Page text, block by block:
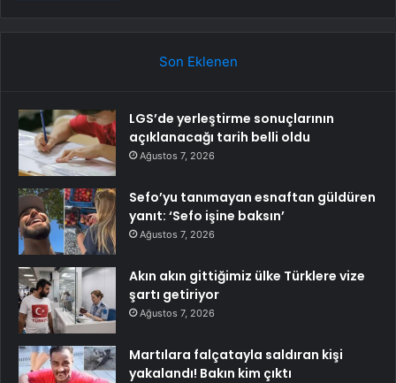
Son Eklenen
LGS’de yerleştirme sonuçlarının
açıklanacağı tarih belli oldu
Ağustos 7, 2026
Sefo’yu tanımayan esnaftan güldüren
yanıt: ‘Sefo işine baksın’
Ağustos 7, 2026
Akın akın gittiğimiz ülke Türklere vize
şartı getiriyor
Ağustos 7, 2026
Martılara falçatayla saldıran kişi
yakalandı! Bakın kim çıktı